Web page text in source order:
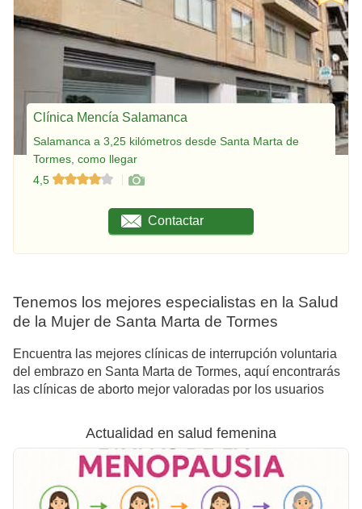
Clínica Mencía Salamanca
Salamanca a 3,25 kilómetros desde Santa Marta de
Tormes, como llegar
4,5
Contactar
Tenemos los mejores especialistas en la Salud
de la Mujer de Santa Marta de Tormes
Encuentra las mejores clínicas de interrupción voluntaria
del embrazo en Santa Marta de Tormes, aquí encontrarás
las clínicas de aborto mejor valoradas por los usuarios
Actualidad en salud femenina